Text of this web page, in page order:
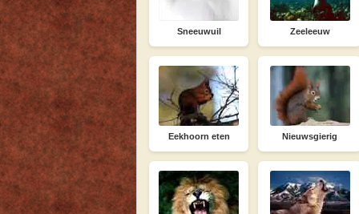
Sneeuwuil Zeeleeuw
Eekhoorn eten Nieuwsgierig